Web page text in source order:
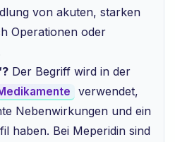
von akuten, starken
Operationen oder
Der Begriff wird in der
verwendet,
Nebenwirkungen und ein
haben. Bei Meperidin sind